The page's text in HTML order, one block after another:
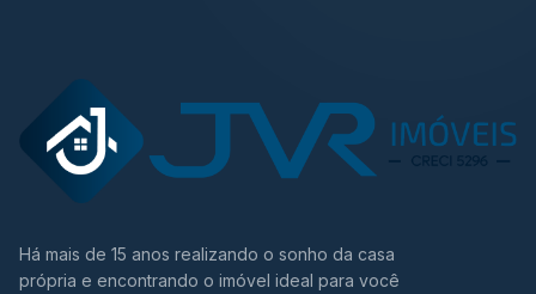
Há mais de 15 anos realizando o sonho da casa
própria e encontrando o imóvel ideal para você